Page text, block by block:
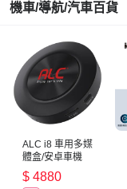
機車/導航/汽車百貨
ALC i8 車用多媒
體盒/安卓車機
$ 4880